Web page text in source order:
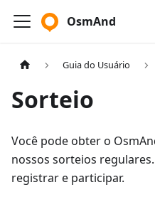
OsmAnd
Guia do Usuário
Sorteio
Você pode obter o
nossos sorteios
registrar e participar.